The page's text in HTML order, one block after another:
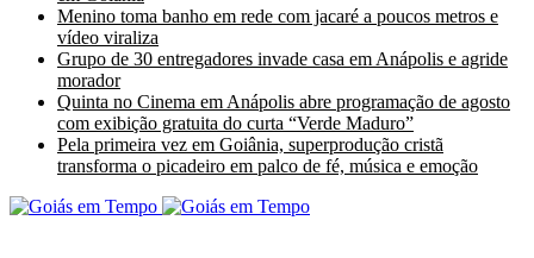
Menino toma banho em rede com jacaré a poucos metros e
vídeo viraliza
Grupo de 30 entregadores invade casa em Anápolis e agride
morador
Quinta no Cinema em Anápolis abre programação de agosto
com exibição gratuita do curta “Verde Maduro”
Pela primeira vez em Goiânia, superprodução cristã
transforma o picadeiro em palco de fé, música e emoção